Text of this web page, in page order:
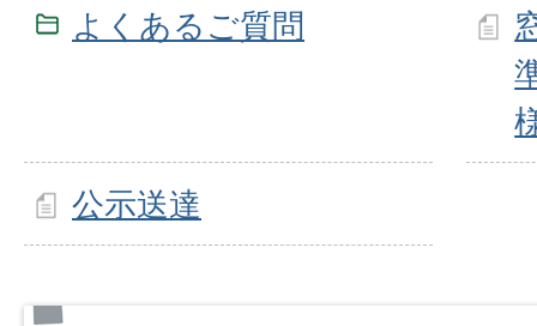
よくあるご質問
公示送達